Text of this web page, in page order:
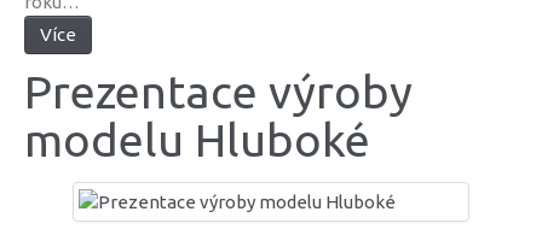
Více
Prezentace výroby
modelu Hluboké